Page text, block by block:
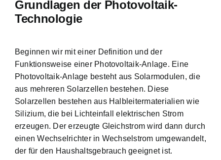
Grundlagen der Photovoltaik-
Technologie
Beginnen wir mit einer Definition und der
Funktionsweise einer Photovoltaik-Anlage. Eine
Photovoltaik-Anlage besteht aus Solarmodulen, die
aus mehreren Solarzellen bestehen. Diese
Solarzellen bestehen aus Halbleitermaterialien wie
Silizium, die bei Lichteinfall elektrischen Strom
erzeugen. Der erzeugte Gleichstrom wird dann durch
einen Wechselrichter in Wechselstrom umgewandelt,
der für den Haushaltsgebrauch geeignet ist.